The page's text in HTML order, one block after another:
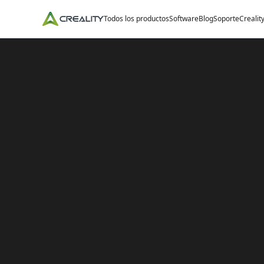
Todos los productosSoftwareBlogSoporte